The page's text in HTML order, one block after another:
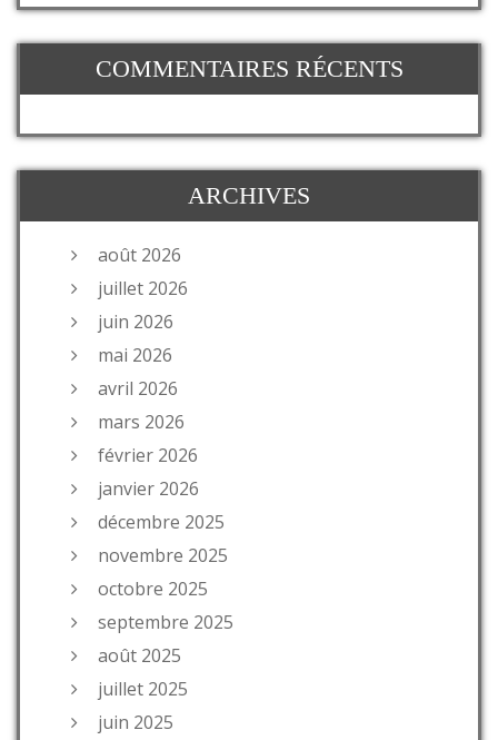
COMMENTAIRES RÉCENTS
ARCHIVES
août 2026
juillet 2026
juin 2026
mai 2026
avril 2026
mars 2026
février 2026
janvier 2026
décembre 2025
novembre 2025
octobre 2025
septembre 2025
août 2025
juillet 2025
juin 2025